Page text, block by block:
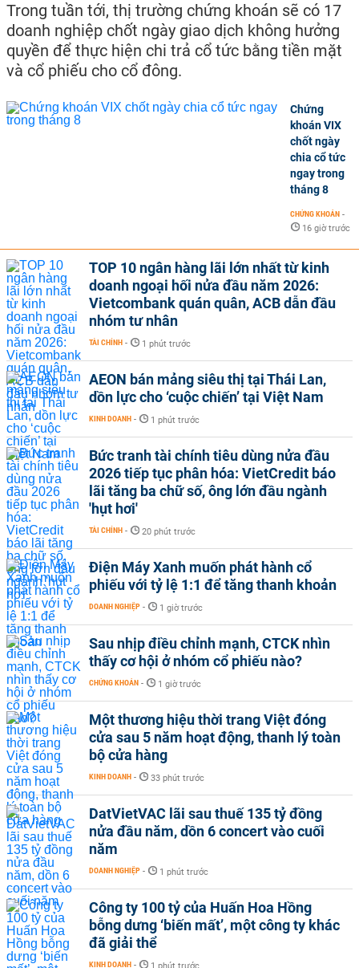
Trong tuần tới, thị trường chứng khoán sẽ có 17
doanh nghiệp chốt ngày giao dịch không hưởng
quyền để thực hiện chi trả cổ tức bằng tiền mặt
và cổ phiếu cho cổ đông.
Chứng
khoán VIX
chốt ngày
chia cổ tức
ngay trong
tháng 8
CHỨNG KHOÁN -
16 giờ trước
TOP 10 ngân hàng lãi lớn nhất từ kinh
doanh ngoại hối nửa đầu năm 2026:
Vietcombank quán quân, ACB dẫn đầu
nhóm tư nhân
TÀI CHÍNH - 1 phút trước
AEON bán mảng siêu thị tại Thái Lan,
dồn lực cho ‘cuộc chiến’ tại Việt Nam
KINH DOANH - 1 phút trước
Bức tranh tài chính tiêu dùng nửa đầu
2026 tiếp tục phân hóa: VietCredit báo
lãi tăng ba chữ số, ông lớn đầu ngành
'hụt hơi'
TÀI CHÍNH - 20 phút trước
Điện Máy Xanh muốn phát hành cổ
phiếu với tỷ lệ 1:1 để tăng thanh khoản
DOANH NGHIỆP - 1 giờ trước
Sau nhịp điều chỉnh mạnh, CTCK nhìn
thấy cơ hội ở nhóm cổ phiếu nào?
CHỨNG KHOÁN - 1 giờ trước
Một thương hiệu thời trang Việt đóng
cửa sau 5 năm hoạt động, thanh lý toàn
bộ cửa hàng
KINH DOANH - 33 phút trước
DatVietVAC lãi sau thuế 135 tỷ đồng
nửa đầu năm, dồn 6 concert vào cuối
năm
DOANH NGHIỆP - 1 phút trước
Công ty 100 tỷ của Huấn Hoa Hồng
bỗng dưng ‘biến mất’, một công ty khác
đã giải thể
KINH DOANH -